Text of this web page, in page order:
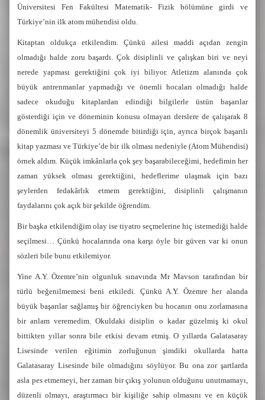
Üniversitesi Fen Fakültesi Matematik- Fizik bölümüne girdi ve
Türkiye’nin ilk atom mühendisi oldu.
Kitaptan oldukça etkilendim. Çünkü ailesi maddi açıdan zengin
olmadığı halde zoru başardı. Çok disiplinli ve çalışkan biri ve neyi
nerede yapması gerektiğini çok iyi biliyor. Atletizm alanında çok
büyük antrenmanlar yapmadığı ve önemli hocaları olmadığı halde
sadece okuduğu kitaplardan edindiği bilgilerle üstün başarılar
gösterdiği için ve döneminin konusu olmayan derslere de çalışarak 8
dönemlik üniversiteyi 5 dönemde bitirdiği için, ayrıca birçok başarılı
kitap yazması ve Türkiye’de bir ilk olması nedeniyle (Atom Mühendisi)
örnek aldım. Küçük imkânlarla çok şey başarabileceğimi, hedefimin her
zaman yüksek olması gerektiğini, hedeflerime ulaşmak için bazı
şeylerden fedakârlık etmem gerektiğini, disiplinli çalışmanın
faydalarını çok açık bir şekilde öğrendim.
Bir başka etkilendiğim olay ise tiyatro seçmelerine hiç istemediği halde
seçilmesi… Çünkü hocalarında ona karşı öyle bir güven var ki onun
sözleri bile bunu etkilemiyor.
Yine A.Y. Özemre’nin olgunluk sınavında Mr Mavson tarafından bir
türlü beğenilmemesi beni etkiledi. Çünkü A.Y. Özemre her alanda
büyük başarılar sağlamış bir öğrenciyken bu hocanın onu zorlamasına
bir anlam veremedim. Okuldaki disiplin o kadar güzelmiş ki okul
bittikten yıllar sonra bile etkisi devam etmiş. O yıllarda Galatasaray
Lisesinde verilen eğitimin zorluğunun şimdiki okullarda hatta
Galatasaray Lisesinde bile olmadığını söylüyor. Bu ona zor şartlarda
asla pes etmemeyi, her zaman bir çıkış yolunun olduğunu unutmamayı,
düzenli olmayı, araştırmacı bir kişiliğe sahip olmasını ve en küçük